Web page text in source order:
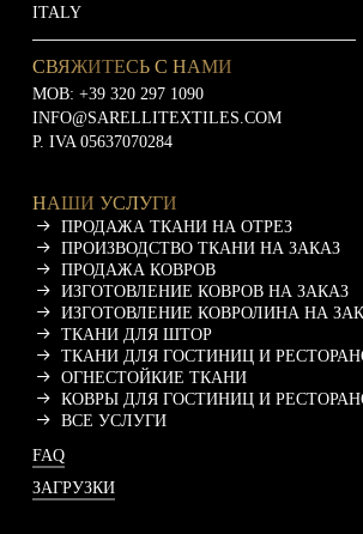
ITALY
СВЯЖИТЕСЬ С НАМИ
MOB: +39 320 297 1090
INFO@SARELLITEXTILES.COM
P. IVA 05637070284
НАШИ УСЛУГИ
ПРОДАЖА ТКАНИ НА ОТРЕЗ
ПРОИЗВОДСТВО ТКАНИ НА ЗАКАЗ
ПРОДАЖА КОВРОВ
ИЗГОТОВЛЕНИЕ КОВРОВ НА ЗАКАЗ
ИЗГОТОВЛЕНИЕ КОВРОЛИНА НА
ТКАНИ ДЛЯ ШТОР
ТКАНИ ДЛЯ ГОСТИНИЦ И
ОГНЕСТОЙКИЕ ТКАНИ
КОВРЫ ДЛЯ ГОСТИНИЦ И
ВСЕ УСЛУГИ
FAQ
ЗАГРУЗКИ